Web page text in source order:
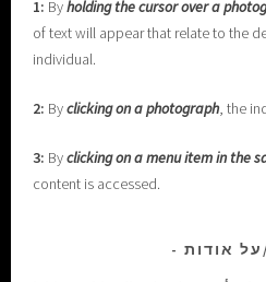
1: Byholding the cursor over a
of text will appear that relate to the
individual.
2: Byclicking on a photograph, the
3: Byclicking on a menu item in the
content is accessed.
אודות